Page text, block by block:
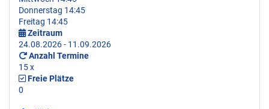
Donnerstag 14:45
Freitag 14:45
Zeitraum
24.08.2026 - 11.09.2026
Anzahl Termine
15 x
Freie Plätze
0